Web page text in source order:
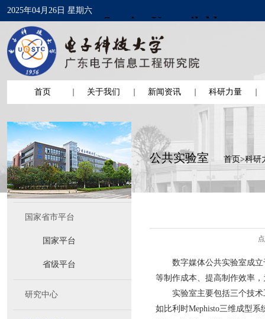
2025年04月26日 星期六
首页 关于我们 新闻资讯 科研力量
国家省市平台
国家平台
省级平台
研究中心
公共实验室 首页>科研
数字媒体公共实验室成
等制作成本、提高制作效率
实验室主要包括三个技
如比利时Mephisto三维成型